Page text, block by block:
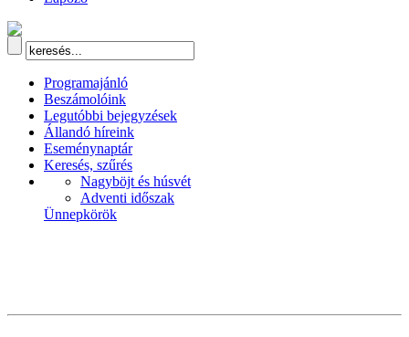
Programajánló
Beszámolóink
Legutóbbi bejegyzések
Állandó híreink
Eseménynaptár
Keresés, szűrés
Nagyböjt és húsvét
Adventi időszak
Ünnepkörök